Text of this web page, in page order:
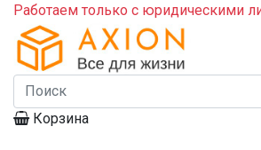
Работаем только с юридическими
Корзина